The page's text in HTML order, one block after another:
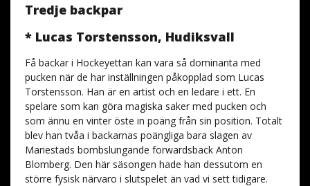
Tredje backpar
* Lucas Torstensson, Hudiksvall
Få backar i Hockeyettan kan vara så dominanta med
pucken när de har inställningen påkopplad som Lucas
Torstensson. Han är en artist och en ledare i ett. En
spelare som kan göra magiska saker med pucken och
som ännu en vinter öste in poäng från sin position. Totalt
blev han tvåa i backarnas poängliga bara slagen av
Mariestads bombslungande forwardsback Anton
Blomberg. Den här säsongen hade han dessutom en
större fysisk närvaro i slutspelet än vad vi sett tidigare.